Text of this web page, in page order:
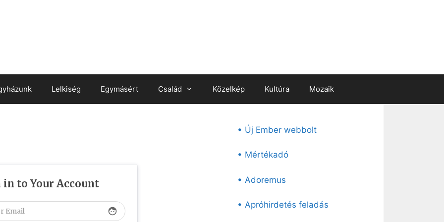
Lelkiség Egymásért Család Közelkép Kultúra Mozaik
in to Your Account
face
• Új Ember webbolt
• Mértékadó
• Adoremus
• Apróhirdetés feladás